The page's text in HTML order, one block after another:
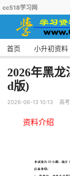
cc518学习网
首页 小升初资料
2026年黑
d版)
2026-06-13 10:13 高
资料介绍